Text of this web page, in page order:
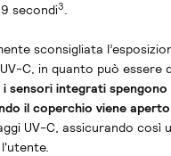
secondi3.
sconsigliata
C, in quanto può essere
i sensori integrati
il coperchio viene
UV-C, assicurando così